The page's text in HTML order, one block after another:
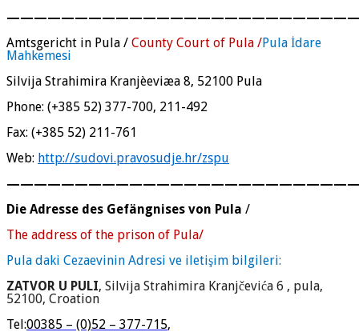
Amtsgericht in Pula / County Court of Pula /Pula İdare
Mahkemesi
Silvija Strahimira Kranjèeviæa 8, 52100 Pula
Phone: (+385 52) 377-700, 211-492
Fax: (+385 52) 211-761
Web: http://sudovi.pravosudje.hr/zspu
Die Adresse des Gefängnises von Pula /
The address of the prison of Pula/
Pula daki Cezaevinin Adresi ve iletişim bilgileri:
ZATVOR U PULI, Silvija Strahimira Kranjčevića 6 , pula,
52100, Croation
Tel:00385 – (0)52 – 377-715,